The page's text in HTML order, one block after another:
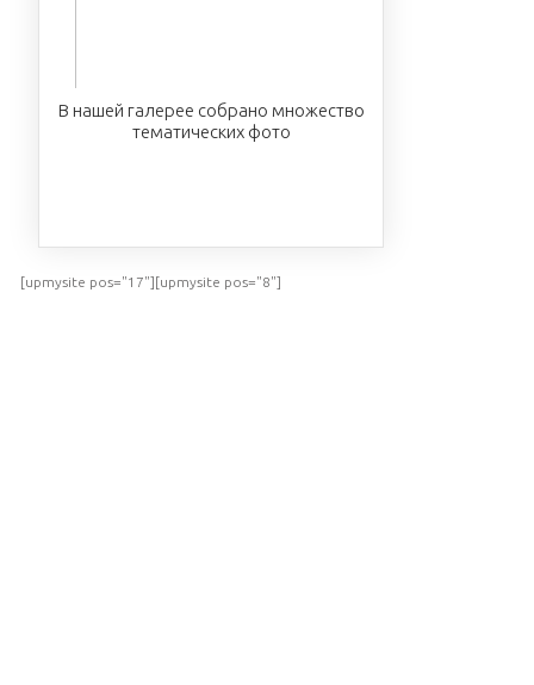
В нашей галерее собрано множество
тематических фото
[upmysite pos="17"][upmysite pos="8"]